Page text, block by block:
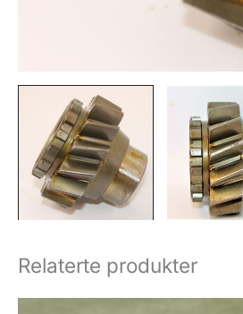
Relaterte produkter